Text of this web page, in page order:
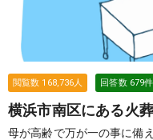
閲覧数 168,736人 回答数 679件
横浜市南区にある火
母が高齢で万が一の事に備